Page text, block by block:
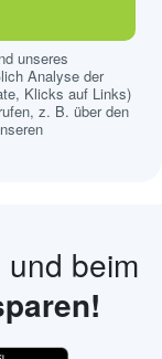
unseres
Analyse der
Klicks auf Links)
z. B. über den
beim